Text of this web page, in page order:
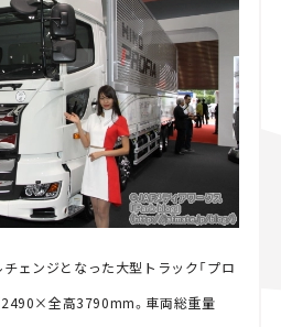
ェンジとなった大型トラック「プロ
全高3790mm。車両総重量